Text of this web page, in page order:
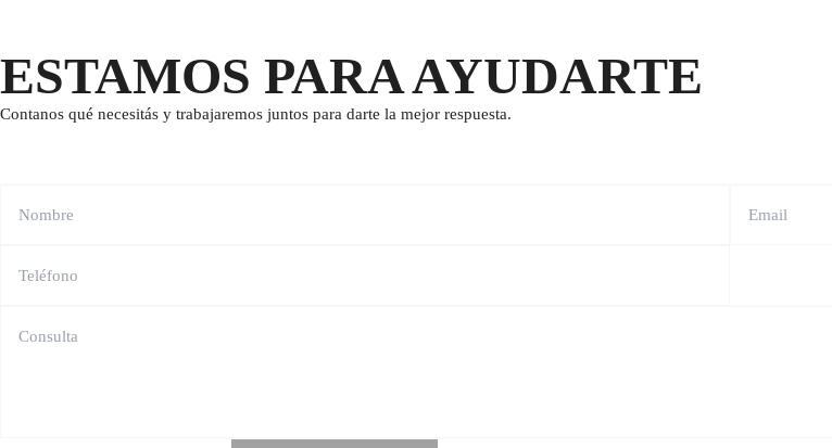
ESTAMOS PARA AYUDARTE
Contanos qué necesitás y trabajaremos juntos para darte la mejor respuesta.